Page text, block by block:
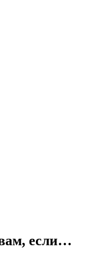
если…